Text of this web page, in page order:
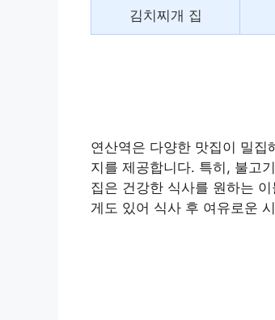
김치찌개 집
연산역은 다양한 맛집이 밀집
지를 제공합니다. 특히, 불고
집은 건강한 식사를 원하는
게도 있어 식사 후 여유로운